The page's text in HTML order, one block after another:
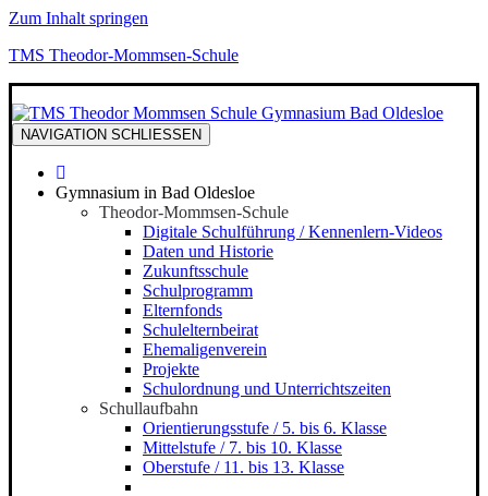
Zum Inhalt springen
TMS Theodor-Mommsen-Schule
NAVIGATION SCHLIESSEN
Gymnasium in Bad Oldesloe
Theodor-Mommsen-Schule
Digitale Schulführung / Kennenlern-Videos
Daten und Historie
Zukunftsschule
Schulprogramm
Elternfonds
Schulelternbeirat
Ehemaligenverein
Projekte
Schulordnung und Unterrichtszeiten
Schullaufbahn
Orientierungsstufe / 5. bis 6. Klasse
Mittelstufe / 7. bis 10. Klasse
Oberstufe / 11. bis 13. Klasse